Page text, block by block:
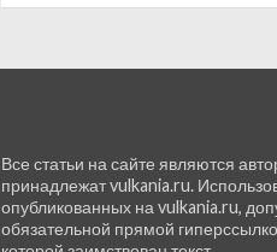
Все статьи на сайте являются
принадлежат vulkania.ru.
опубликованных на vulkania.ru,
обязательной прямой